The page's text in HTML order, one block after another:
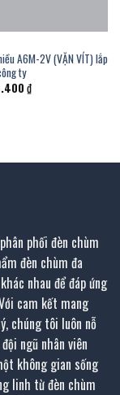
A6M-2V (VẶN VÍT) lắp
ty
₫Giá
hiện
phối đèn chùm
đèn chùm đa
nhau để đáp ứng
cam kết mang
chúng tôi luôn nỗ
ngũ nhân viên
không gian sống
linh từ đèn chùm